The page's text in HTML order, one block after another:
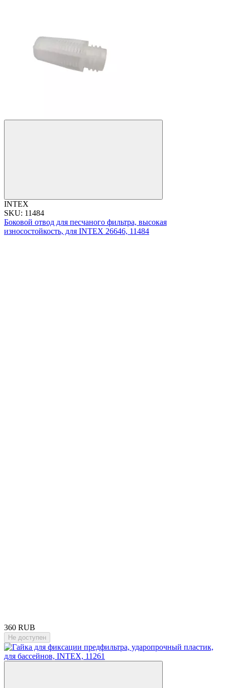
INTEX
SKU: 11484
Боковой отвод для песчаного фильтра, высокая
износостойкость, для INTEX 26646, 11484
360 RUB
Не доступен